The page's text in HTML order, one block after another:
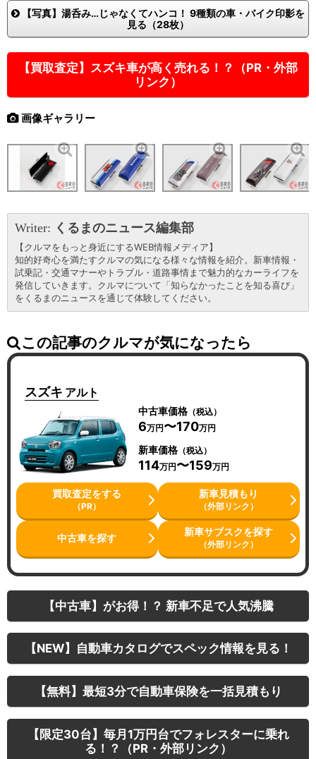
【写真】湯呑み…じゃなくてハンコ！ 9種類の車・バイク印影を
見る（28枚）
【買取査定】スズキ車が高く売れる！？（PR・外部
リンク）
画像ギャラリー
Writer: くるまのニュース編集部
【クルマをもっと身近にするWEB情報メディア】
知的好奇心を満たすクルマの気になる様々な情報を紹介。新車情報・
試乗記・交通マナーやトラブル・道路事情まで魅力的なカーライフを
発信していきます。クルマについて「知らなかったことを知る喜び」
をくるまのニュースを通じて体験してください。
この記事のクルマが気になったら
スズキ アルト
中古車価格（税込）
6万円〜170万円
新車価格（税込）
114万円〜159万円
買取査定をする
（PR）
新車見積もり
（外部リンク）
中古車を探す 新車サブスクを探す
（外部リンク）
【中古車】がお得！？ 新車不足で人気沸騰
【NEW】自動車カタログでスペック情報を見る！
【無料】最短3分で自動車保険を一括見積もり
【限定30台】毎月1万円台でフォレスターに乗れ
る！？（PR・外部リンク）